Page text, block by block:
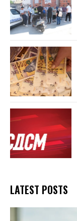
LATEST POSTS